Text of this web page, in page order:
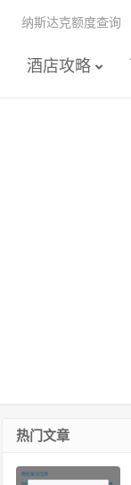
酒店攻略
纳斯达克额度查询
热门文章